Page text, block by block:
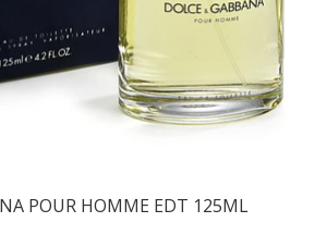
POUR HOMME EDT 125ML